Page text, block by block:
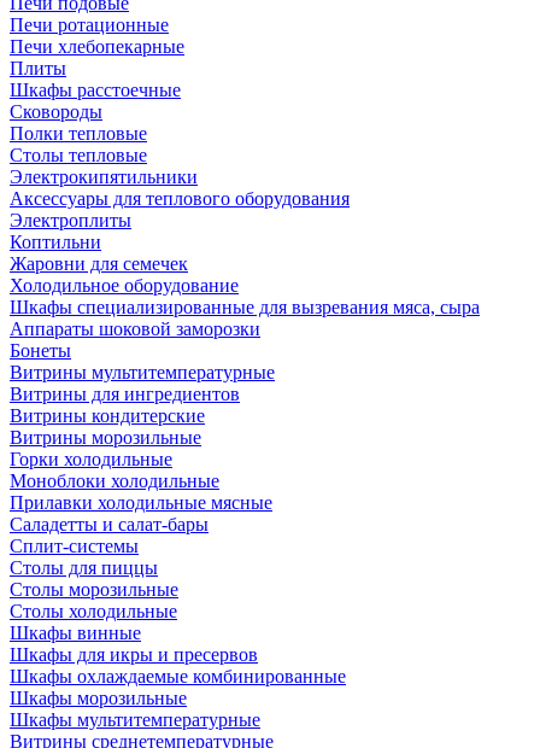
Печи ротационные
Печи хлебопекарные
Плиты
Шкафы расстоечные
Сковороды
Полки тепловые
Столы тепловые
Электрокипятильники
Аксессуары для теплового оборудования
Электроплиты
Коптильни
Жаровни для семечек
Холодильное оборудование
Шкафы специализированные для вызревания мяса, сыра
Аппараты шоковой заморозки
Бонеты
Витрины мультитемпературные
Витрины для ингредиентов
Витрины кондитерские
Витрины морозильные
Горки холодильные
Моноблоки холодильные
Прилавки холодильные мясные
Саладетты и салат-бары
Сплит-системы
Столы для пиццы
Столы морозильные
Столы холодильные
Шкафы винные
Шкафы для икры и пресервов
Шкафы охлаждаемые комбинированные
Шкафы морозильные
Шкафы мультитемпературные
Витрины среднетемпературные